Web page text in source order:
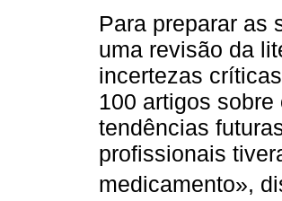
Para preparar as
uma revisão da
incertezas
100 artigos
tendências
profissionais
medicamento»,